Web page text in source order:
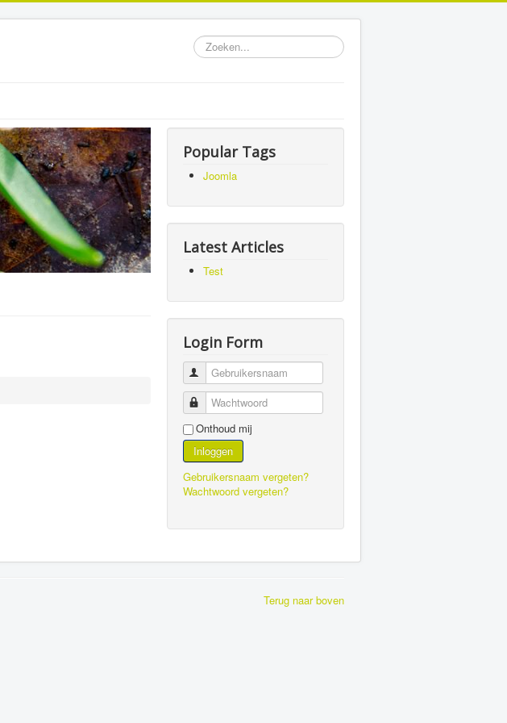
Zoeken...
Popular Tags
Joomla
Latest Articles
Test
Login Form
Gebruikersnaam
Wachtwoord
Onthoud mij
Inloggen
Gebruikersnaam vergeten?
Wachtwoord vergeten?
Terug naar boven